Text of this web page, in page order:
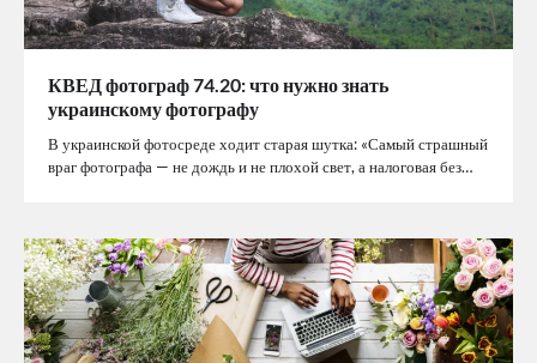
КВЕД фотограф 74.20: что нужно знать
украинскому фотографу
В украинской фотосреде ходит старая шутка: «Самый страшный
враг фотографа — не дождь и не плохой свет, а налоговая без…